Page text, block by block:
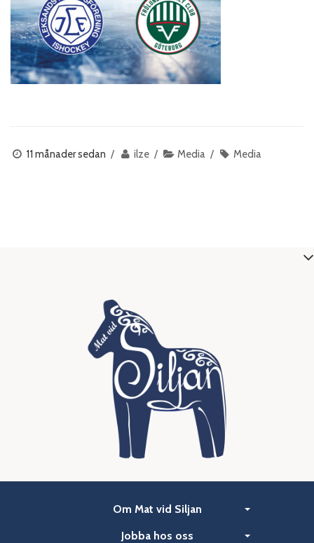
11 månader sedan ilze Media Media
Om Mat vid Siljan
Jobba hos oss